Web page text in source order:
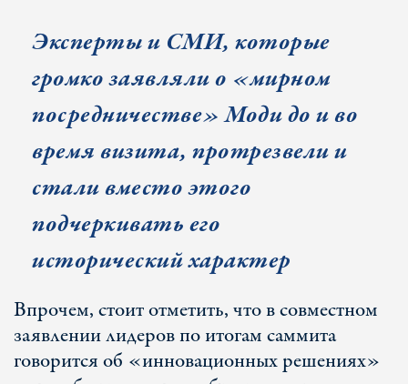
Эксперты и СМИ, которые
громко заявляли о «мирном
посредничестве» Моди до и во
время визита, протрезвели и
стали вместо этого
подчеркивать его
исторический характер
Впрочем, стоит отметить, что в совместном
заявлении лидеров по итогам саммита
говорится об «инновационных решениях»